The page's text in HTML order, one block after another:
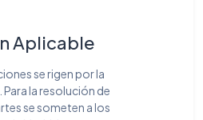
Aplicable
se rigen por la
la resolución de
se someten a los